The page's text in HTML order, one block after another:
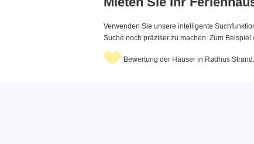
Verwenden Sie unsere intelligente
Suche noch präziser zu machen. Zum
Bewertung der Häuser in Rødhus